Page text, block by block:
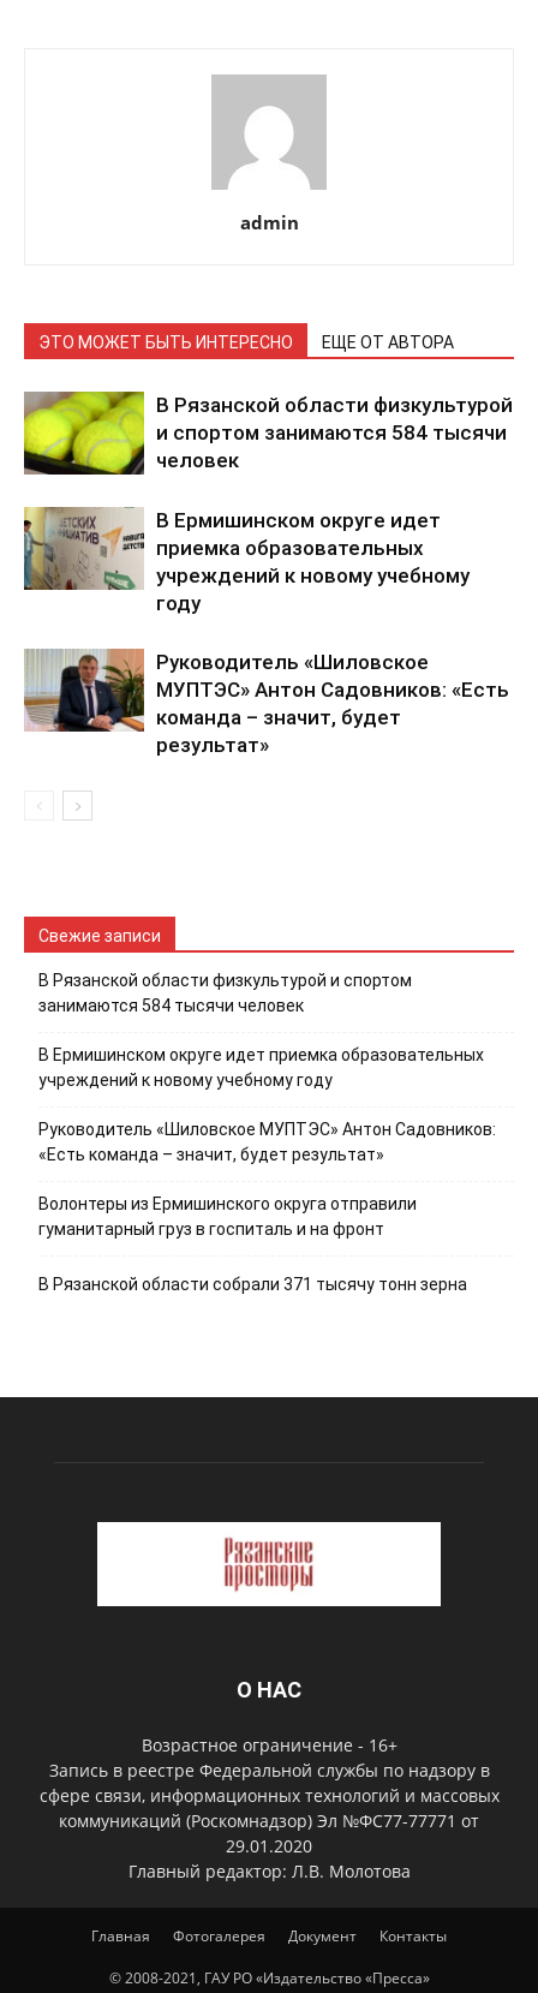
admin
ЭТО МОЖЕТ БЫТЬ ИНТЕРЕСНО ЕЩЕ ОТ АВТОРА
В Рязанской области физкультурой
и спортом занимаются 584 тысячи
человек
В Ермишинском округе идет
приемка образовательных
учреждений к новому учебному
году
Руководитель «Шиловское
МУПТЭС» Антон Садовников: «Есть
команда – значит, будет
результат»
Свежие записи
В Рязанской области физкультурой и спортом
занимаются 584 тысячи человек
В Ермишинском округе идет приемка образовательных
учреждений к новому учебному году
Руководитель «Шиловское МУПТЭС» Антон Садовников:
«Есть команда – значит, будет результат»
Волонтеры из Ермишинского округа отправили
гуманитарный груз в госпиталь и на фронт
В Рязанской области собрали 371 тысячу тонн зерна
О НАС
Возрастное ограничение - 16+
Запись в реестре Федеральной службы по надзору в
сфере связи, информационных технологий и массовых
коммуникаций (Роскомнадзор) Эл №ФС77-77771 от
29.01.2020
Главный редактор: Л.В. Молотова
Главная Фотогалерея Документ Контакты
© 2008-2021, ГАУ РО «Издательство «Пресса»